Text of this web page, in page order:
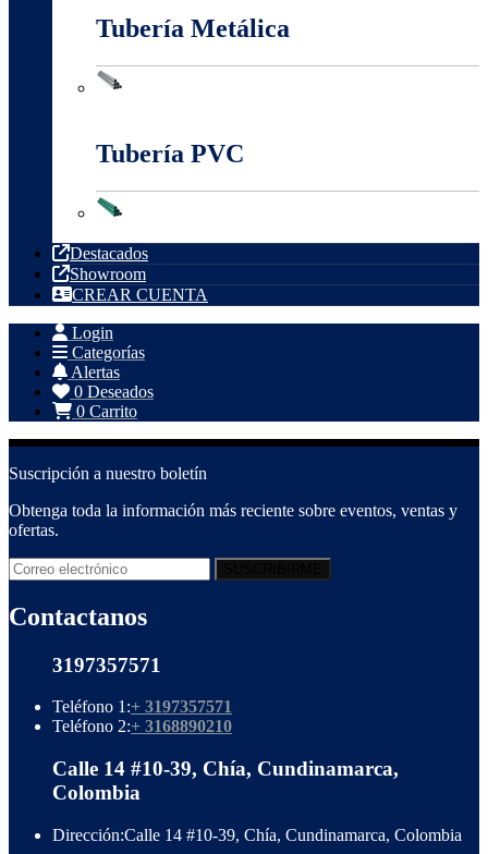
Tubería Metálica
Tubería PVC
Destacados
Showroom
CREAR CUENTA
Login
Categorías
Alertas
0 Deseados
0 Carrito
Suscripción a nuestro boletín
Obtenga toda la información más reciente sobre eventos, ventas y
ofertas.
Contactanos
3197357571
Teléfono 1:+ 3197357571
Teléfono 2:+ 3168890210
Calle 14 #10-39, Chía, Cundinamarca,
Colombia
Dirección:Calle 14 #10-39, Chía, Cundinamarca, Colombia